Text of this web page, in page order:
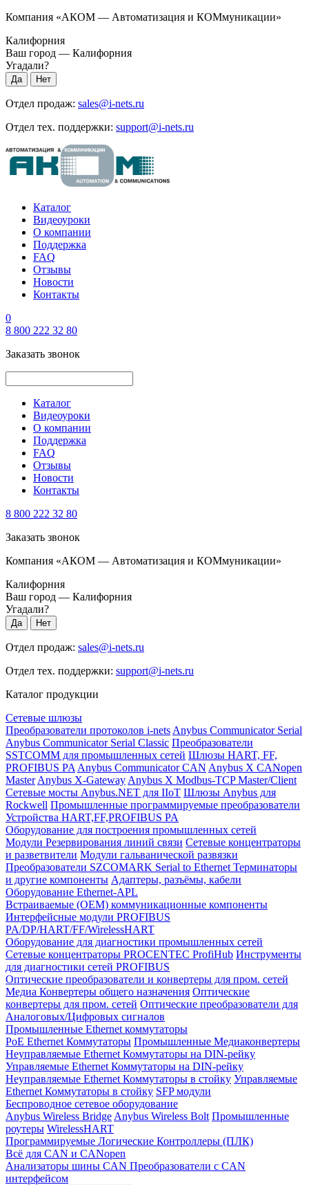
Компания «АКОМ — Автоматизация и КОМмуникации»
Калифорния
Ваш город — Калифорния
Угадали?
Отдел продаж: sales@i-nets.ru
Отдел тех. поддержки: support@i-nets.ru
Каталог
Видеоуроки
О компании
Поддержка
FAQ
Отзывы
Новости
Контакты
0
8 800 222 32 80
Заказать звонок
Каталог
Видеоуроки
О компании
Поддержка
FAQ
Отзывы
Новости
Контакты
8 800 222 32 80
Заказать звонок
Компания «АКОМ — Автоматизация и КОМмуникации»
Калифорния
Ваш город — Калифорния
Угадали?
Отдел продаж: sales@i-nets.ru
Отдел тех. поддержки: support@i-nets.ru
Каталог продукции
Сетевые шлюзы
Преобразователи протоколов i-nets Anybus Communicator Serial
Anybus Communicator Serial Classic Преобразователи
SSTCOMM для промышленных сетей Шлюзы HART, FF,
PROFIBUS PA Anybus Communicator CAN Anybus X CANopen
Master Anybus X-Gateway Anybus X Modbus-TCP Master/Client
Сетевые мосты Anybus.NET для IIoT Шлюзы Anybus для
Rockwell Промышленные программируемые преобразователи
Устройства HART,FF,PROFIBUS PA
Оборудование для построения промышленных сетей
Модули Резервирования линий связи Сетевые концентраторы
и разветвители Модули гальванической развязки
Преобразователи SZCOMARK Serial to Ethernet Терминаторы
и другие компоненты Адаптеры, разъёмы, кабели
Оборудование Ethernet-APL
Встраиваемые (OEM) коммуникационные компоненты
Интерфейсные модули PROFIBUS
PA/DP/HART/FF/WirelessHART
Оборудование для диагностики промышленных сетей
Сетевые концентраторы PROCENTEC ProfiHub Инструменты
для диагностики сетей PROFIBUS
Оптические преобразователи и конвертеры для пром. сетей
Медиа Конвертеры общего назначения Оптические
конвертеры для пром. сетей Оптические преобразователи для
Аналоговых/Цифровых сигналов
Промышленные Ethernet коммутаторы
PoE Ethernet Коммутаторы Промышленные Медиаконвертеры
Неуправляемые Ethernet Коммутаторы на DIN-рейку
Управляемые Ethernet Коммутаторы на DIN-рейку
Неуправляемые Ethernet Коммутаторы в стойку Управляемые
Ethernet Коммутаторы в стойку SFP модули
Беспроводное сетевое оборудование
Anybus Wireless Bridge Anybus Wireless Bolt Промышленные
роутеры WirelessHART
Программируемые Логические Контроллеры (ПЛК)
Всё для CAN и CANopen
Анализаторы шины CAN Преобразователи с CAN
интерфейсом